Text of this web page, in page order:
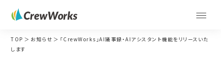
TOP お知らせ
「CrewWorks」AI議事録・AIアシスタント機能をリリースいた
します